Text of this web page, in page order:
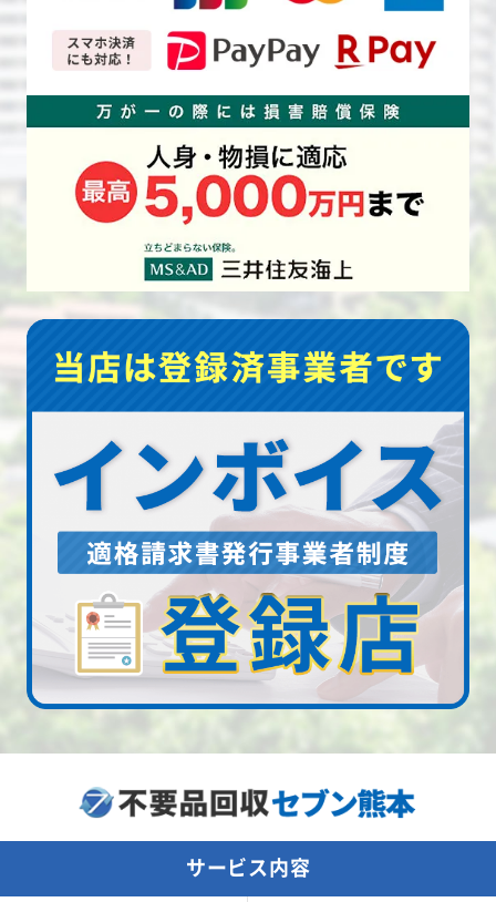
サービス内容